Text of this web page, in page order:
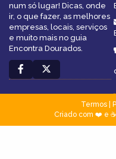
num só lugar! Dicas, onde
ir, o que fazer, as melhores
empresas, locais, serviços
e muito mais no guia
Encontra Dourados.
Termos|
Criado com ❤️ e